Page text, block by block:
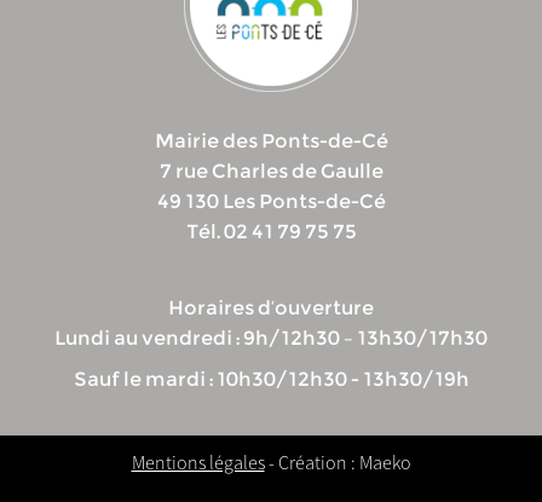
Mairie des Ponts-de-Cé
7 rue Charles de Gaulle
49 130 Les Ponts-de-Cé
Tél. 02 41 79 75 75
Horaires d’ouverture
Lundi au vendredi : 9h/12h30 – 13h30/17h30
Sauf le mardi : 10h30/12h30 - 13h30/19h
Mentions légales- Création : Maeko